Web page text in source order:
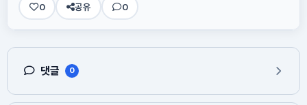
0 공유 0
댓글 0